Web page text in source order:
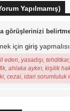
Yapılmamış)
görüşlerinizi
için giriş
eden, yasadışı,
ahlaka aykırı, kişilik
cezai, idari sorumluluk